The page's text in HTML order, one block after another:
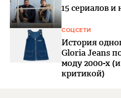
15 сериалов и
СОЦСЕТИ
История
Gloria Jeans
моду 2000-х
критикой)